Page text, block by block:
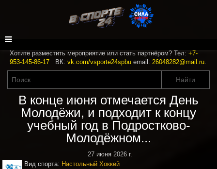
Хотите разместить мероприятие или стать партнёром? Тел: +7-
953-145-86-17 ВК: vk.com/vsporte24spbu email: 26048282@mail.ru.
В конце июня отмечается День
Молодёжи, и подходит к концу
учебный год в Подростково-
Молодёжном...
27 июня 2026 г.
Вид спорта: Настольный Хоккей